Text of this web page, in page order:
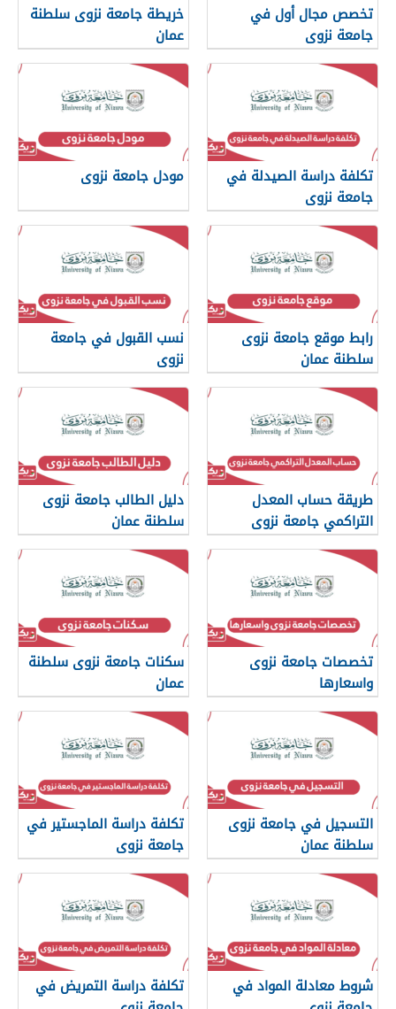
تخصص مجال أول في
جامعة نزوى
خريطة جامعة نزوى سلطنة
عمان
تكلفة دراسة الصيدلة في
جامعة نزوى
مودل جامعة نزوى
رابط موقع جامعة نزوى
سلطنة عمان
نسب القبول في جامعة
نزوى
طريقة حساب المعدل
التراكمي جامعة نزوى
دليل الطالب جامعة نزوى
سلطنة عمان
تخصصات جامعة نزوى
واسعارها
سكنات جامعة نزوى سلطنة
عمان
التسجيل في جامعة نزوى
سلطنة عمان
تكلفة دراسة الماجستير في
جامعة نزوى
شروط معادلة المواد في
تكلفة دراسة التمريض في